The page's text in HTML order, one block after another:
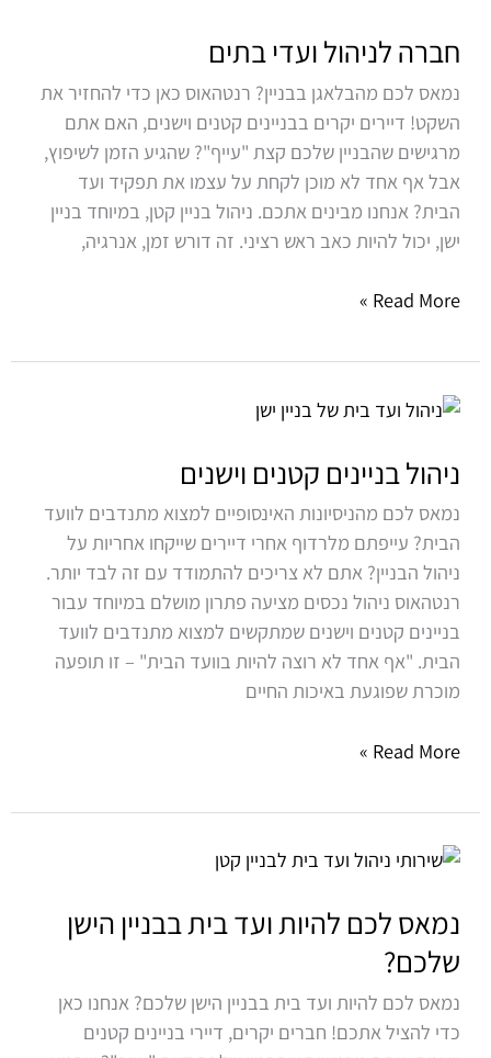
חברה לניהול ועדי בתים
נמאס לכם מהבלאגן בבניין? רנטהאוס כאן כדי להחזיר את
השקט! דיירים יקרים בבניינים קטנים וישנים, האם אתם
מרגישים שהבניין שלכם קצת "עייף"? שהגיע הזמן לשיפוץ,
אבל אף אחד לא מוכן לקחת על עצמו את תפקיד ועד
הבית? אנחנו מבינים אתכם. ניהול בניין קטן, במיוחד בניין
ישן, יכול להיות כאב ראש רציני. זה דורש זמן, אנרגיה,
ועדי
Read More »
ניהול בניינים קטנים וישנים
נמאס לכם מהניסיונות האינסופיים למצוא מתנדבים לוועד
הבית? עייפתם מלרדוף אחרי דיירים שייקחו אחריות על
ניהול הבניין? אתם לא צריכים להתמודד עם זה לבד יותר.
רנטהאוס ניהול נכסים מציעה פתרון מושלם במיוחד עבור
בניינים קטנים וישנים שמתקשים למצוא מתנדבים לוועד
הבית. "אף אחד לא רוצה להיות בוועד הבית" – זו תופעה
מוכרת שפוגעת באיכות החיים
ניהול
קטנים
Read More »
נמאס לכם להיות ועד בית בבניין הישן
שלכם?
נמאס לכם להיות ועד בית בבניין הישן שלכם? אנחנו כאן
כדי להציל אתכם! חברים יקרים, דיירי בניינים קטנים
נמאס
להיות
בית
בבניין
הישן